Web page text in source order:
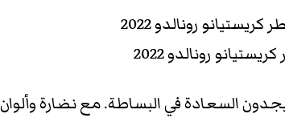
رونالدو 2022
السعادة في البساطة. مع نضارة